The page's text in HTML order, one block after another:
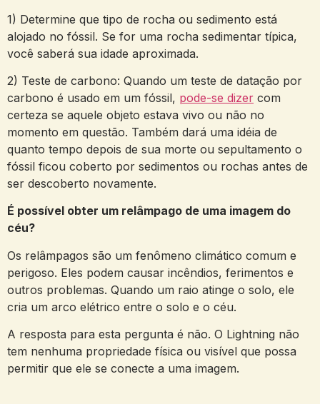
1) Determine que tipo de rocha ou sedimento está
alojado no fóssil. Se for uma rocha sedimentar típica,
você saberá sua idade aproximada.
2) Teste de carbono: Quando um teste de datação por
carbono é usado em um fóssil, pode-se dizer com
certeza se aquele objeto estava vivo ou não no
momento em questão. Também dará uma idéia de
quanto tempo depois de sua morte ou sepultamento o
fóssil ficou coberto por sedimentos ou rochas antes de
ser descoberto novamente.
É possível obter um relâmpago de uma imagem do
céu?
Os relâmpagos são um fenômeno climático comum e
perigoso. Eles podem causar incêndios, ferimentos e
outros problemas. Quando um raio atinge o solo, ele
cria um arco elétrico entre o solo e o céu.
A resposta para esta pergunta é não. O Lightning não
tem nenhuma propriedade física ou visível que possa
permitir que ele se conecte a uma imagem.